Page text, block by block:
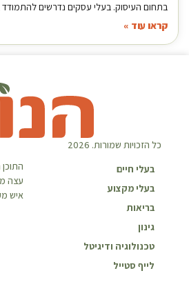
בתחום העיסוק. בעלי עסקים נדרשים להתמודד
קראו עוד »
כל הזכויות שמורות. 2026
בעלי חיים
בעלי מקצוע
בריאות
גינון
טכנולוגיה ודיגיטל
לייף סטייל
עצה
איש